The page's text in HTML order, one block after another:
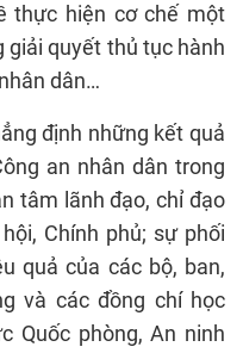
thực hiện cơ chế một
quyết thủ tục hành
dân…
định những kết quả
an nhân dân trong
tâm lãnh đạo, chỉ đạo
Chính phủ; sự phối
quả của các bộ, ban,
và các đồng chí học
Quốc phòng, An ninh